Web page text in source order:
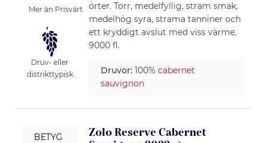
Mer än Prisvärt
Druv- eller
distrikttypisk
örter. Torr, medelfyllig, stram smak,
medelhög syra, strama tanniner och
ett kryddigt avslut med viss värme.
9000 fl.
Druvor:100%cabernet
sauvignon
BETYG
Zolo Reserve Cabernet